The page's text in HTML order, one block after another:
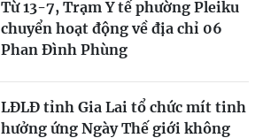
Từ 13-7, Trạm Y tế phường Pleiku
chuyển hoạt động về địa chỉ 06
Phan Đình Phùng
LĐLĐ tỉnh Gia Lai tổ chức mít tinh
hưởng ứng Ngày Thế giới không